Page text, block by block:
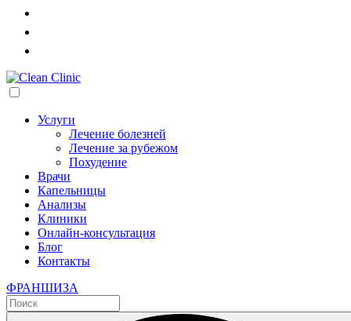
Услуги
Лечение болезней
Лечение за рубежом
Похудение
Врачи
Капельницы
Анализы
Клиники
Онлайн-консультация
Блог
Контакты
ФРАНШИЗА